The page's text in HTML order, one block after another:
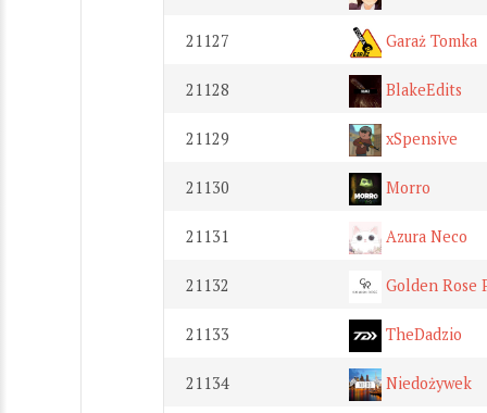
21127 Garaż Tomka
21128 BlakeEdits
21129 xSpensive
21130 Morro
21131 Azura Neco
21132 Golden Rose
21133 TheDadzio
21134 Niedożywek